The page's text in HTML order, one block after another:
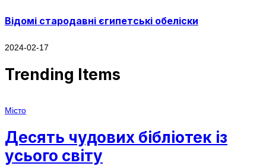
Відомі стародавні єгипетські обеліски
2024-02-17
Trending Items
Місто
Десять чудових бібліотек із
усього світу